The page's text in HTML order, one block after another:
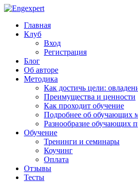
Главная
Клуб
Вход
Регистрация
Блог
Об авторе
Методика
Как достичь цели:
Преимущества и ценности
Как проходит обучение
Подробнее об обучающих
Разнообразие обучающих
Обучение
Тренинги и семинары
Коучинг
Оплата
Отзывы
Тесты